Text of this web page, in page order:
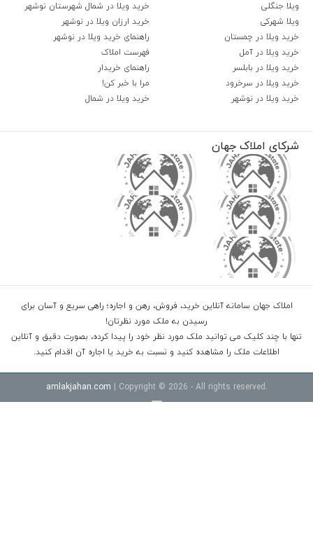
ویلا جنگلی
ویلا شهرکی
خرید ویلا در چمستان
خرید ویلا در آمل
خرید ویلا در بابلسر
خرید ویلا در سرخرود
خرید ویلا در نوشهر
خرید ویلا در شمال شهرستان نوشهر
خرید ارزان ویلا در نوشهر
راهنمای خرید ویلا در نوشهر
فهرست املاک
راهنمای خریدار
مرا با خبر کن!
خرید ویلا در شمال
شرکای املاک جهان
املاک جهان سامانه آنلاین خرید، فروش، رهن و اجاره؛ راهی سریع و آسان برای
رسیدن به ملک مورد نظرتان!
تنها با چند کلیک می توانید ملک مورد نظر خود را پیدا کرده، بصورت دقیق و آنلاین
اطلاعات ملک را مشاهده کنید و نسبت به خرید یا اجاره آن اقدام کنید.
amlakjahan.com | Copyright © 2026 - All rights reserved.